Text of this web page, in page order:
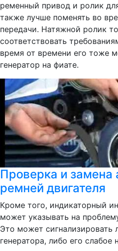
ременный привод и ролик
также лучше поменять во
передачи. Натяжной ролик
соответствовать
время от времени его тоже
генератор на фиате.
Проверка и замена
ремней двигателя
Кроме того, индикаторный
может указывать на
Это может сигнализировать
генератора, либо его слабое